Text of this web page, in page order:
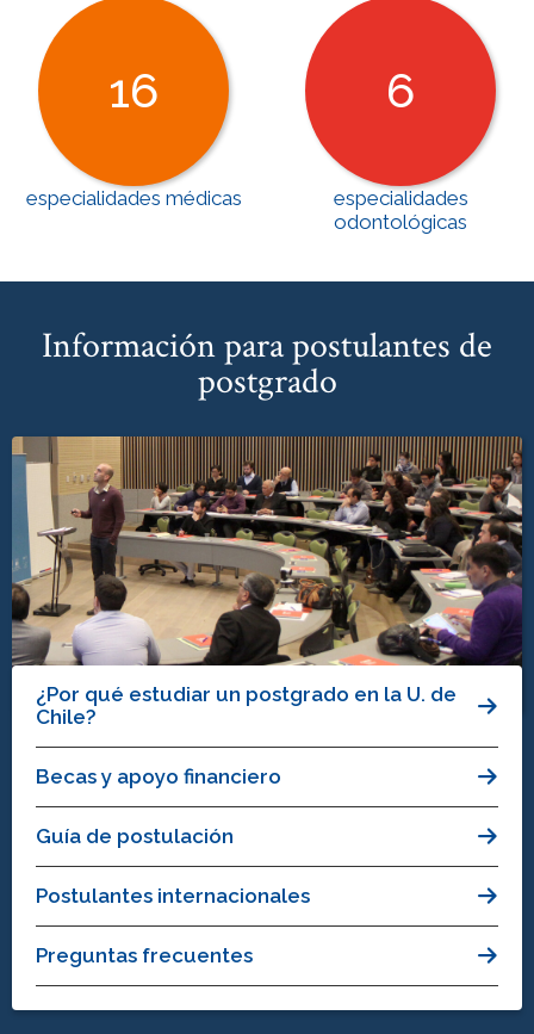
especialidades médicas
16
especialidades
odontológicas
6
Información para postulantes de
postgrado
¿Por qué estudiar un postgrado en la U. de
Chile?
Becas y apoyo financiero
Guía de postulación
Postulantes internacionales
Preguntas frecuentes